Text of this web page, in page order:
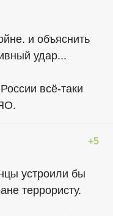
и объяснить
удар...
всё-таки
+5
устроили бы
террористу.